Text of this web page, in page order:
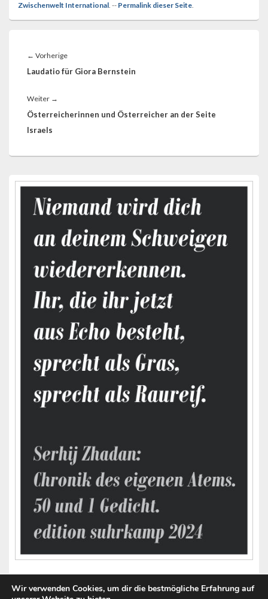
Zwischenwelt International. -- Permalink dieser Seite.
← VorherigeVorheriger
Beitrag:
Laudatio für Giora Bernstein
Weiter →
Beitrag:
Österreicherinnen und Österreicher an der Seite
Israels
Primärer
Widgetbereich
Wir verwenden Cookies, um dir die bestmögliche Erfahrung auf